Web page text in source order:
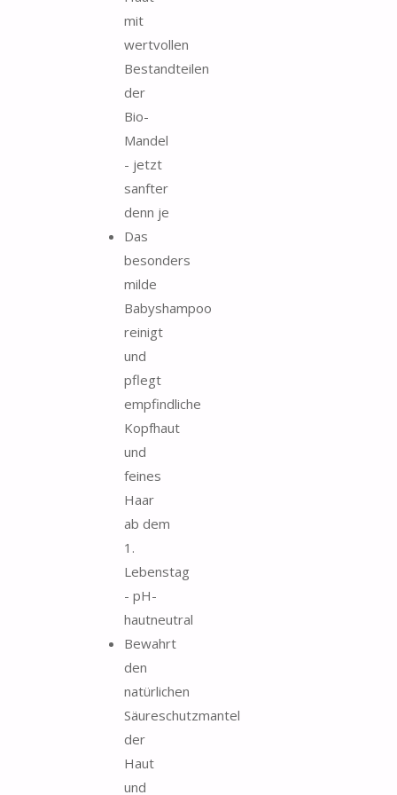
mit
wertvollen
Bestandteilen
der
Bio-
Mandel
- jetzt
sanfter
denn je
Das
besonders
milde
Babyshampoo
reinigt
und
pflegt
empfindliche
Kopfhaut
und
feines
Haar
ab dem
1.
Lebenstag
- pH-
hautneutral
Bewahrt
den
natürlichen
Säureschutzmantel
der
Haut
und